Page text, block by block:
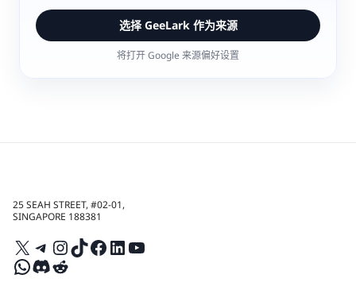
选择 GeeLark 作为来源
将打开 Google 来源偏好设置
25 SEAH STREET, #02-01,
SINGAPORE 188381
X Telegram
Instagram
TikTok
Facebook
LinkedIn
YouTube
WhatsApp
Discord
Reddit